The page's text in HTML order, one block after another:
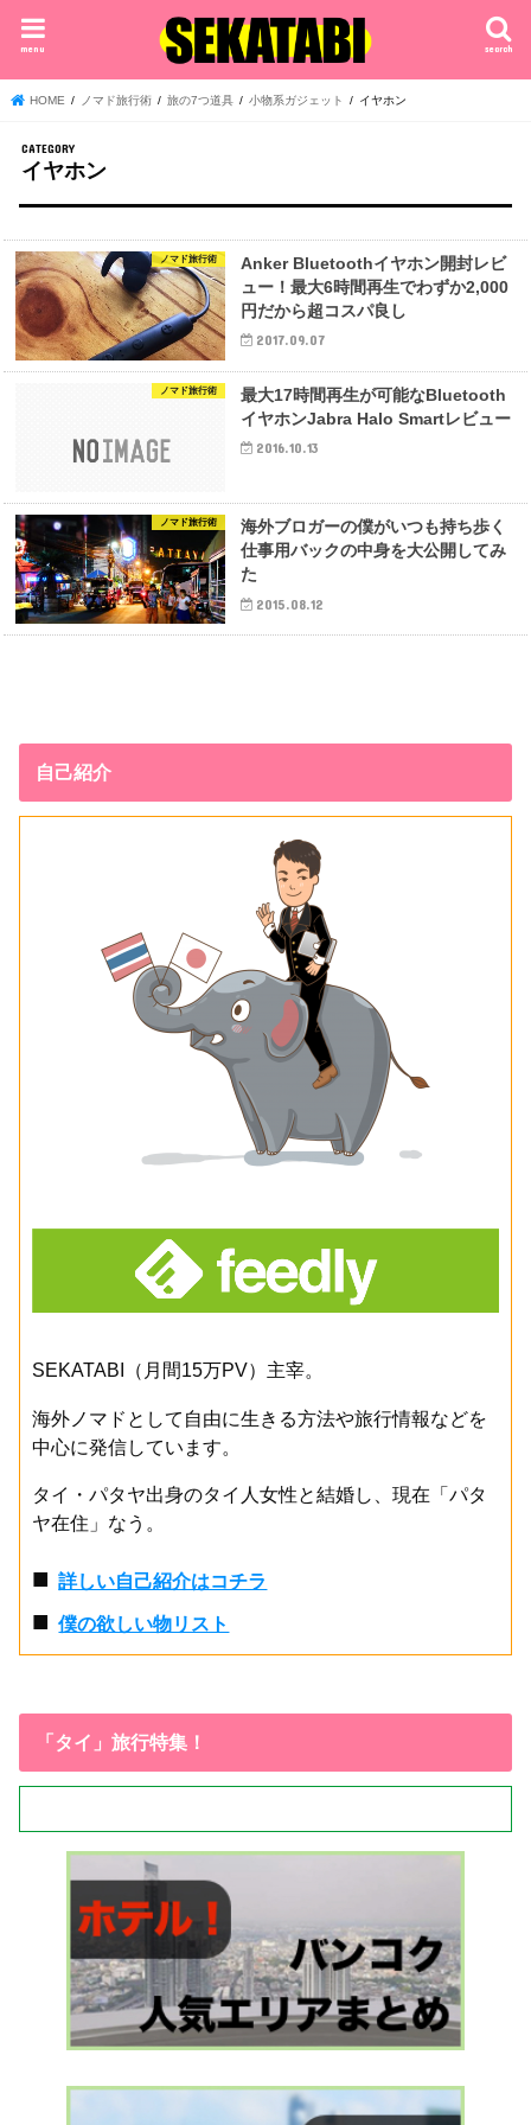
search
menu
HOME ノマド旅行術 旅の7つ道具 小物系ガジェット イヤホン
イヤホン
ノマド旅行術
Anker Bluetoothイヤホン開封レビ
ュー！最大6時間再生でわずか2,000
円だから超コスパ良し
2017.09.07
ノマド旅行術
最大17時間再生が可能なBluetooth
イヤホンJabra Halo Smartレビュー
2016.10.13
ノマド旅行術
海外ブロガーの僕がいつも持ち歩く
仕事用バックの中身を大公開してみ
た
2015.08.12
自己紹介
SEKATABI（月間15万PV）主宰。
海外ノマドとして自由に生きる方法や旅行情報などを
中心に発信しています。
タイ・パタヤ出身のタイ人女性と結婚し、現在「パタ
ヤ在住」なう。
■詳しい自己紹介はコチラ
■僕の欲しい物リスト
「タイ」旅行特集！